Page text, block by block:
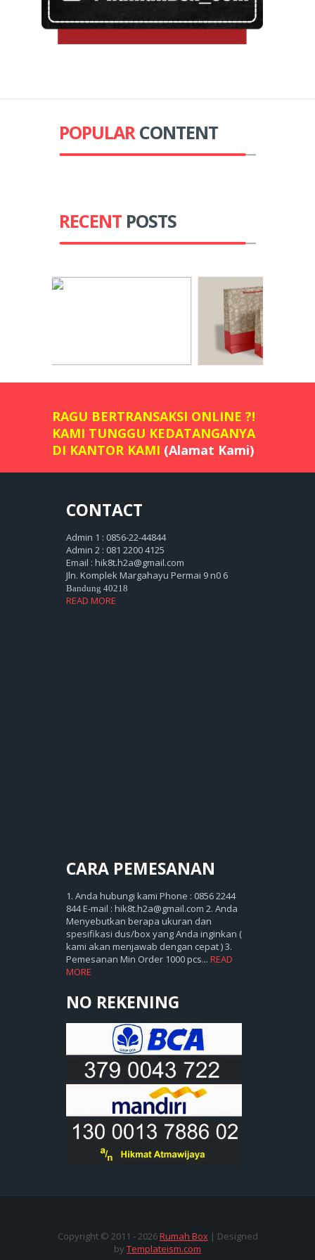
POPULARCONTENT
RECENT POSTS
RAGU BERTRANSAKSI ONLINE ?!
KAMI TUNGGU KEDATANGANYA
DI KANTOR KAMI (Alamat Kami)
CONTACT
Admin 1 : 0856-22-44844
Admin 2 : 081 2200 4125
Email : hik8t.h2a@gmail.com
Jln. Komplek Margahayu Permai 9 n0 6
Bandung 40218
READ MORE
CARA PEMESANAN
1. Anda hubungi kami Phone : 0856 2244
844 E-mail : hik8t.h2a@gmail.com 2. Anda
Menyebutkan berapa ukuran dan
spesifikasi dus/box yang Anda inginkan (
kami akan menjawab dengan cepat ) 3.
Pemesanan Min Order 1000 pcs... READ
MORE
NO REKENING
Copyright © 2011 -2026Rumah Box| Designed
by Templateism.com